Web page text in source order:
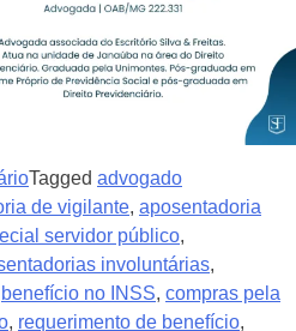
Tagged advogado
de vigilante, aposentadoria
servidor público,
involuntárias,
benefício no INSS, compras pela
, requerimento de benefício,